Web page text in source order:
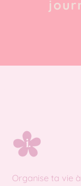
Organise ta vie